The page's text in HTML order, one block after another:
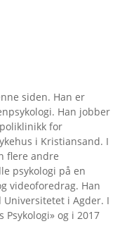
siden. Han er
Han jobber
for
i Kristiansand. I
flere andre
psykologi på en
videoforedrag. Han
i Agder. I
Psykologi» og i 2017